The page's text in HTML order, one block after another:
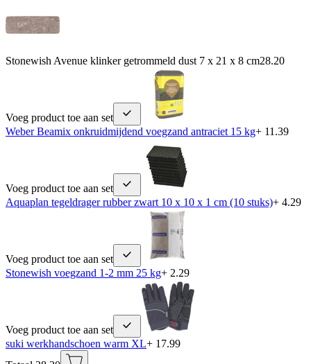
Stonewish Avenue klinker getrommeld dust 7 x 21 x 8 cm28.20
Voeg product toe aan set
Weber Beamix onkruidmijdend voegzand antraciet 15 kg+ 11.39
Voeg product toe aan set
Aquaplan tegeldrager rubber zwart 10 x 10 x 1 cm (10 stuks)+ 4.29
Voeg product toe aan set
Stonewish voegzand 1-2 mm 25 kg+ 2.29
Voeg product toe aan set
suki werkhandschoen warm XL+ 17.99